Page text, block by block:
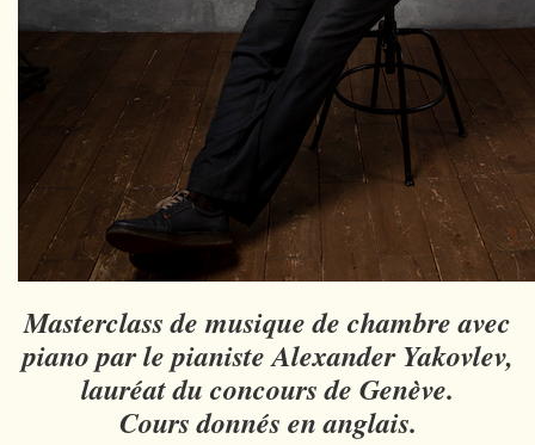
Masterclass de musique de chambre avec
piano par le pianiste Alexander Yakovlev,
lauréat du concours de Genève.
Cours donnés en anglais.